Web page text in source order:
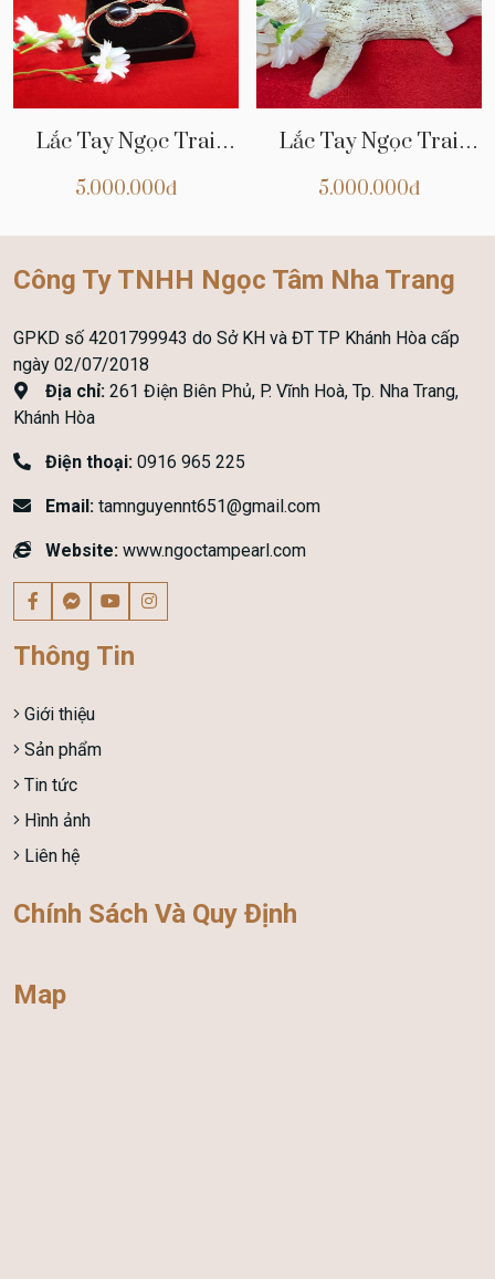
Lắc Tay Ngọc Trai
5.000.000đ
Lắc Tay Ngọc Trai
5.000.000đ
Công Ty TNHH Ngọc Tâm Nha Trang
GPKD số 4201799943 do Sở KH và ĐT TP Khánh Hòa cấp
ngày 02/07/2018
Địa chỉ: 261 Điện Biên Phủ, P. Vĩnh Hoà, Tp. Nha Trang,
Khánh Hòa
Điện thoại: 0916 965 225
Email: tamnguyennt651@gmail.com
Website: www.ngoctampearl.com
Thông Tin
Giới thiệu
Sản phẩm
Tin tức
Hình ảnh
Liên hệ
Chính Sách Và Quy Định
Map